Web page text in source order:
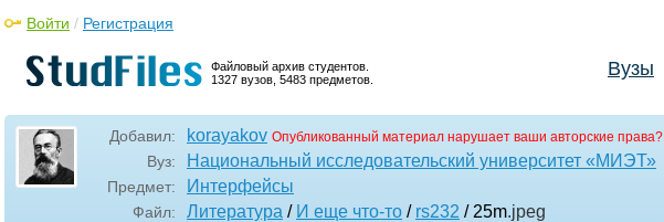
Файловый архив студентов.
1327 вузов, 5483 предметов.
Войти / Регистрация
Вузы
Добавил: korayakov Опубликованный материал нарушает ваши авторские права?
Вуз: Национальный исследовательский университет «МИЭТ»
Предмет: Интерфейсы
Файл: Литература / И еще что-то / rs232 / 25m.jpeg